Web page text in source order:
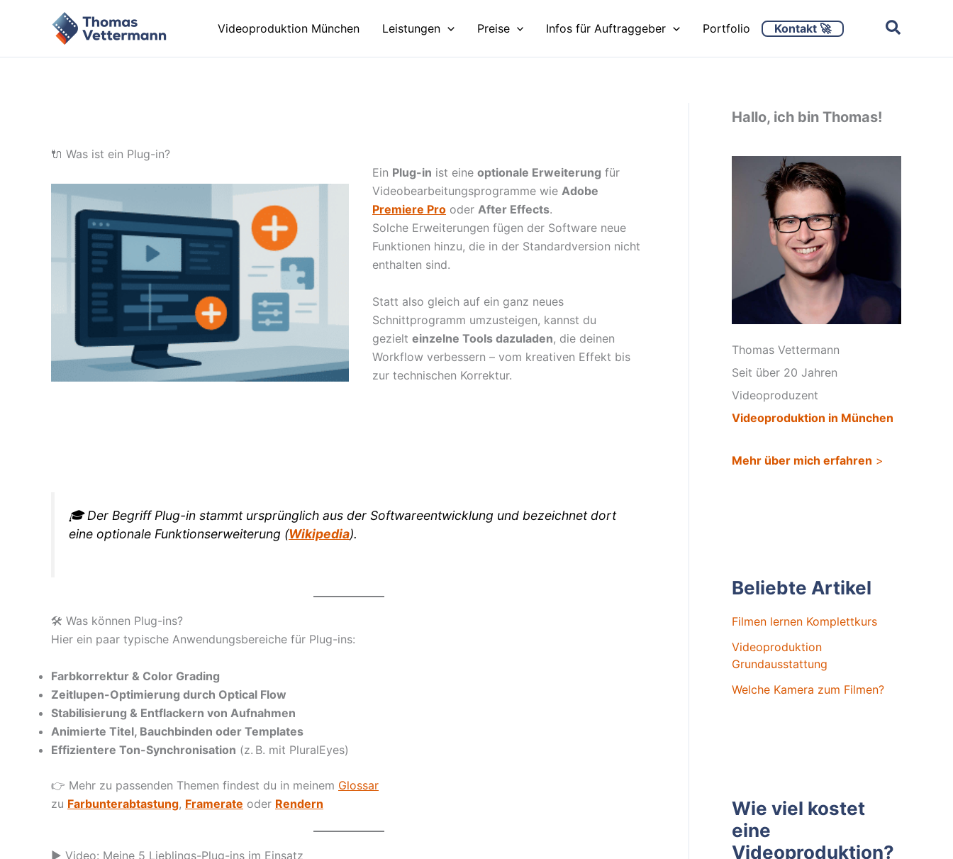
Videoproduktion München Leistungen Preise Infos für Auftraggeber Portfolio Kontakt 🚀
🔌 Was ist ein Plug-in?
Ein Plug-in ist eineoptionale Erweiterung für
Videobearbeitungsprogramme wieAdobe
Premiere Pro oderAfter Effects.
Solche Erweiterungen fügen der Software neue
Funktionen hinzu, die in der Standardversion nicht
enthalten sind.
Statt also gleich auf ein ganz neues
Schnittprogramm umzusteigen, kannst du
gezielteinzelne Tools dazuladen, die deinen
Workflow verbessern – vom kreativen Effekt bis
zur technischen Korrektur.
🎓 Der BegriffPlug-in stammt ursprünglich aus der Softwareentwicklung und bezeichnet dort
eine optionale Funktionserweiterung (Wikipedia).
🛠️ Was können Plug-ins?
Hier ein paar typische Anwendungsbereiche für Plug-ins:
Farbkorrektur & Color Grading
Zeitlupen-Optimierung durch Optical Flow
Stabilisierung & Entflackern von Aufnahmen
Animierte Titel, Bauchbinden oder Templates
Effizientere Ton-Synchronisation (z. B. mit PluralEyes)
👉 Mehr zu passenden Themen findest du in meinem Glossar
zu Farbunterabtastung, Framerate oder Rendern
▶️ Video: Meine 5 Lieblings-Plug-ins im Einsatz
Hallo, ich bin Thomas!
Thomas Vettermann
Seit über 20 Jahren
Videoproduzent
Videoproduktion in München
Mehr über mich erfahren >
Beliebte Artikel
Filmen lernen Komplettkurs
Videoproduktion
Grundausstattung
Welche Kamera zum Filmen?
Wie viel kostet
eine
Videoproduktion?